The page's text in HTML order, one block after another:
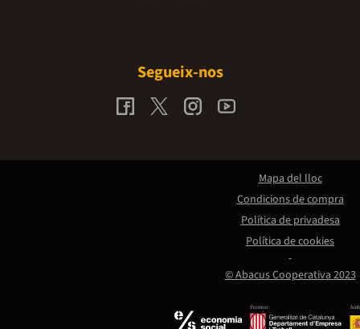
Segueix-nos
Promou:
© Abacus Cooperativa 2023
Mapa del lloc
Condicions de compra
Política de privadesa
Política de cookies